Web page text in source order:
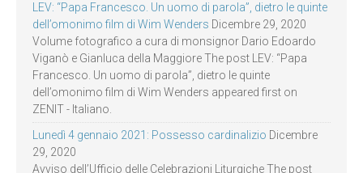
LEV: “Papa Francesco. Un uomo di parola”, dietro le quinte
dell’omonimo film di Wim Wenders Dicembre 29, 2020
Volume fotografico a cura di monsignor Dario Edoardo
Viganò e Gianluca della Maggiore The post LEV: “Papa
Francesco. Un uomo di parola”, dietro le quinte
dell’omonimo film di Wim Wenders appeared first on
ZENIT - Italiano.
Lunedì 4 gennaio 2021: Possesso cardinalizio Dicembre
29, 2020
Avviso dell’Ufficio delle Celebrazioni Liturgiche The post